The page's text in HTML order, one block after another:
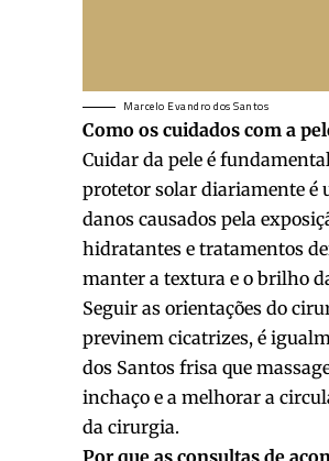
Marcelo Evandro dos Santos
Como os cuidados com a
Cuidar da pele é
protetor solar diariamente é
danos causados pela
hidratantes e tratamentos
manter a textura e o brilho
Seguir as orientações do
previnem cicatrizes, é
dos Santos frisa que
inchaço e a melhorar a
da cirurgia.
Por que as consultas de